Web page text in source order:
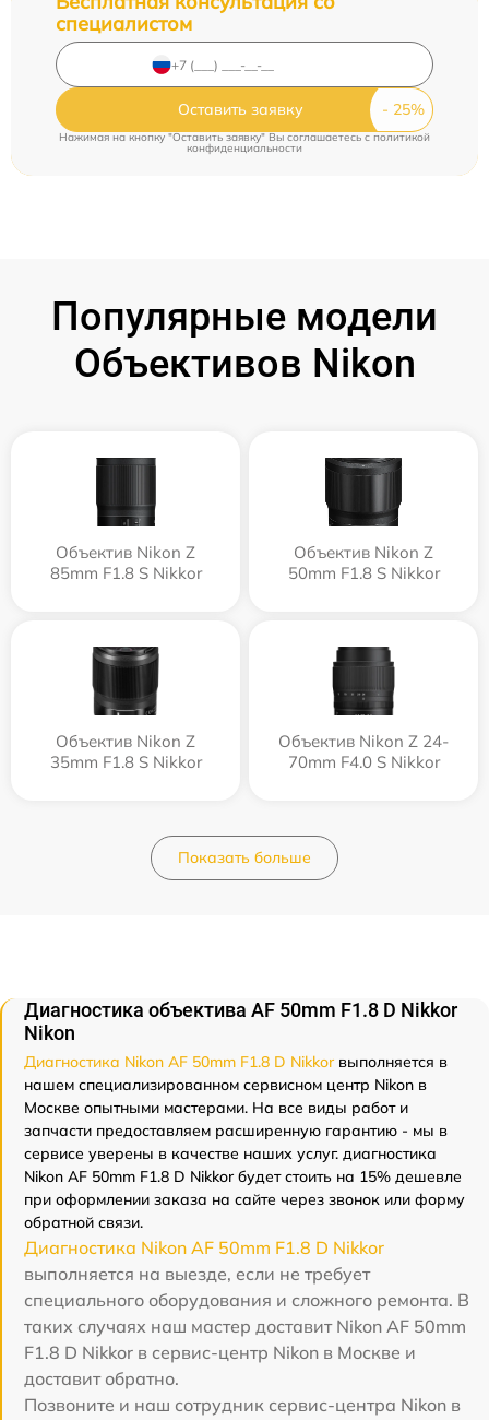
специалистом
Оставить заявку
Нажимая на кнопку "Оставить заявку" Вы соглашаетесь cполитикой
конфиденциальности
Популярные модели
Объективов Nikon
Объектив Nikon Z
85mm F1.8 S Nikkor
Объектив Nikon Z
50mm F1.8 S Nikkor
Объектив Nikon Z
35mm F1.8 S Nikkor
Объектив Nikon Z 24-
70mm F4.0 S Nikkor
Показать больше
Диагностика объектива AF 50mm F1.8 D Nikkor
Nikon
Диагностика Nikon AF 50mm F1.8 D Nikkorвыполняется в
нашем специализированном сервисном центр Nikon в
Москве опытными мастерами. На все виды работ и
запчасти предоставляем расширенную гарантию - мы в
сервисе уверены в качестве наших услуг. диагностика
Nikon AF 50mm F1.8 D Nikkor будет стоить на 15% дешевле
при оформлении заказа на сайте через звонок или форму
обратной связи.
Диагностика Nikon AF 50mm F1.8 D Nikkor
выполняется на выезде, если не требует
специального оборудования и сложного ремонта. В
таких случаях наш мастер доставит Nikon AF 50mm
F1.8 D Nikkor в сервис-центр Nikon в Москве и
доставит обратно.
Позвоните и наш сотрудник сервис-центра Nikon в